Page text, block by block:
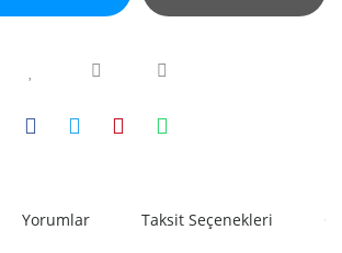
Yorumlar Taksit Seçenekleri